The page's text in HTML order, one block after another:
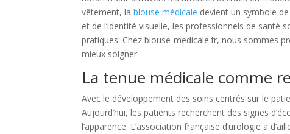
vêtement, lablouse médicale devient un symbole
et de l’identité visuelle, les professionnels de
pratiques. Chez blouse-medicale.fr, nous sommes
mieux soigner.
La tenue médicale comme
Avec le développement des soins centrés sur le
Aujourd’hui, les patients recherchent des signes
l’apparence. L’association française d’urologie a